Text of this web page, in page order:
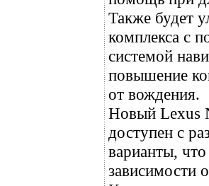
Также будет
комплекса с
системой
повышение
от вождения.
Новый Lexus
доступен с
варианты,
зависимости